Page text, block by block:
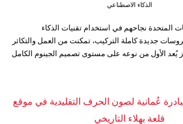
الذكاء الاصطناعي
المتحدة نجاحهم في استخدام تقنيات الذكاء
جديدة كاملة التركيب، تمكنت من العمل والتكاثر
يُعد الأول من نوعه على مستوى تصميم الجينوم الكامل
عُمانية لصون الحرف التقليدية في موقع
قلعة بهلاء التاريخي